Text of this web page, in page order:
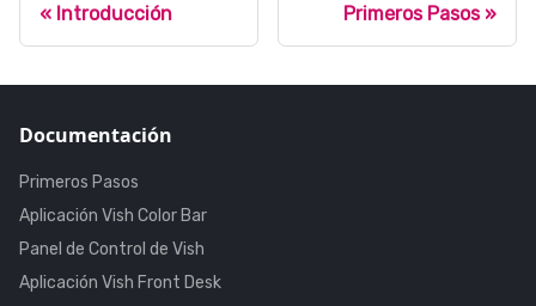
Introducción Primeros Pasos
Documentación
Primeros Pasos
Aplicación Vish Color Bar
Panel de Control de Vish
Aplicación Vish Front Desk